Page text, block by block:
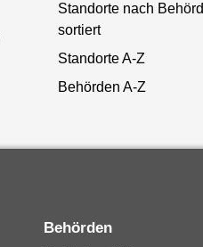
Standorte nach
sortiert
Standorte A-Z
Behörden A-Z
Behörden